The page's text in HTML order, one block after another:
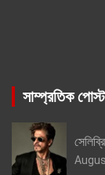
সাম্প্রতিক পোস্ট